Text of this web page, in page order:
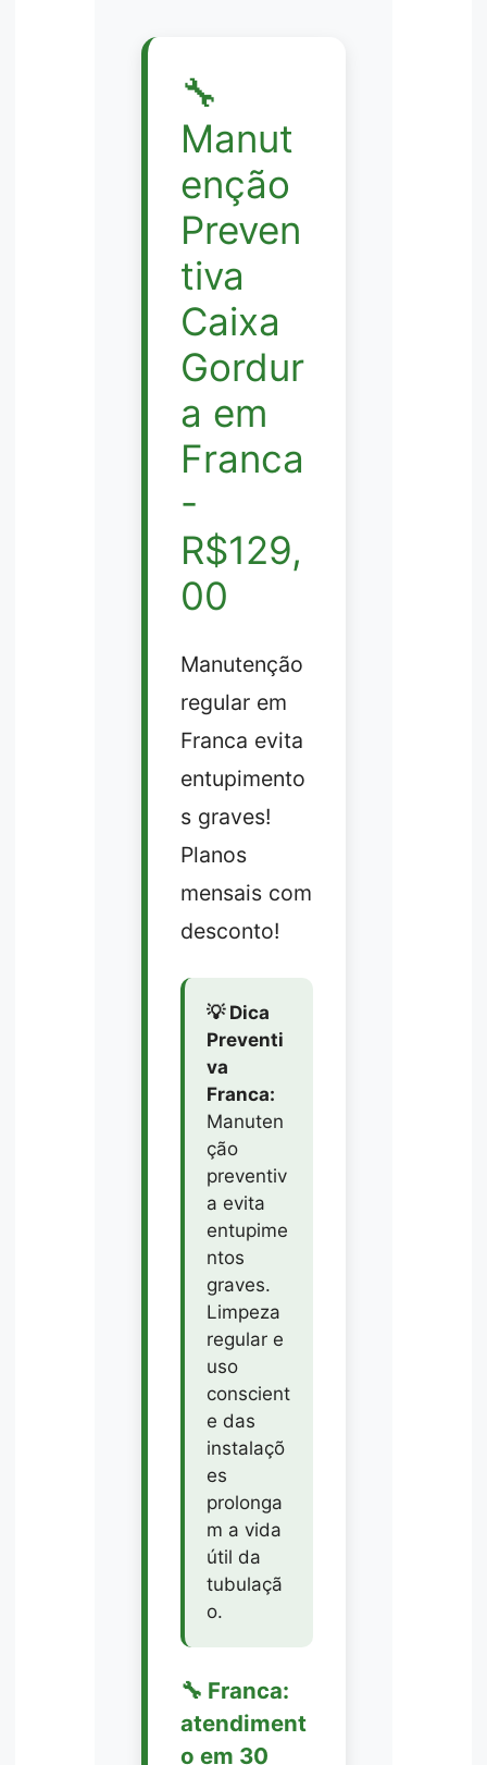
🔧
Manut
enção
Preven
tiva
Caixa
Gordur
a em
Franca
-
R$129,
00
Manutenção
regular em
Franca evita
entupimento
s graves!
Planos
mensais com
desconto!
💡 Dica
Preventi
va
Franca:
Manuten
ção
preventiv
a evita
entupime
ntos
graves.
Limpeza
regular e
uso
conscient
e das
instalaçõ
es
prolonga
m a vida
útil da
tubulaçã
o.
🔧 Franca:
atendiment
o em 30